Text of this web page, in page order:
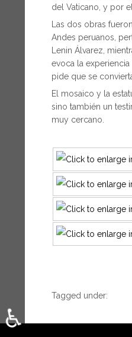
del Vaticano, y por
Las dos obras
Andes peruanos,
Lenin Álvarez,
evoca la
pide que se
El mosaico y la
sino también un
muy cercano.
Tagged under: